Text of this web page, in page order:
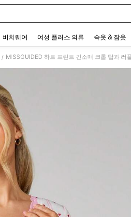
비치웨어 여성 플러스 의류 속옷 & 잠옷
/ MISSGUIDED 하트 프린트 긴소매 크롭 탑과 러